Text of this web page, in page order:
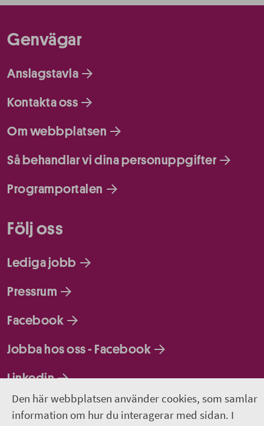
Den här webbplatsen använder cookies, som samlar
information om hur du interagerar med sidan. I
Genvägar
Anslagstavla
Kontakta oss
Om webbplatsen
Så behandlar vi dina personuppgifter
Programportalen
Följ oss
Lediga jobb
Pressrum
Facebook
Jobba hos oss - Facebook
Linkedin